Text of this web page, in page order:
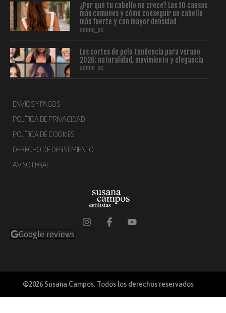
Google reviews
ENVÍOS Y PAGOS
POLÍTICA DE PRIVACIDAD
POLÍTICA DE COOKIES
DERECHO DE DESISTIMIENTO
AVISO LEGAL
¿Por qué tu cabello no crece? Las 10 causas
más comunes y cómo conseguir un cabello
más fuerte y con mayor densidad
admin_sc
Los cortes de pelo tendencia para verano
2026: naturalidad, movimiento y elegancia
admin_sc
©2026 Susana Campos. Todos los derechos reservados